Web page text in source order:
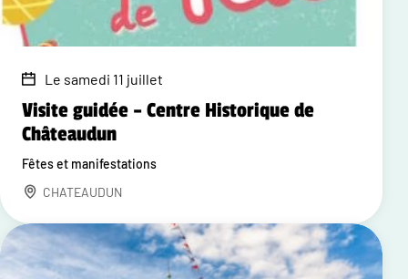
Le samedi 11 juillet
Visite guidée – Centre Historique de
Châteaudun
Fêtes et manifestations
CHATEAUDUN